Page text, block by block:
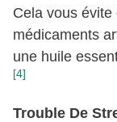
Cela vous évite
médicaments
une huile
[4]
Trouble De